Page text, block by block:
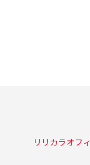
リリカラオフ